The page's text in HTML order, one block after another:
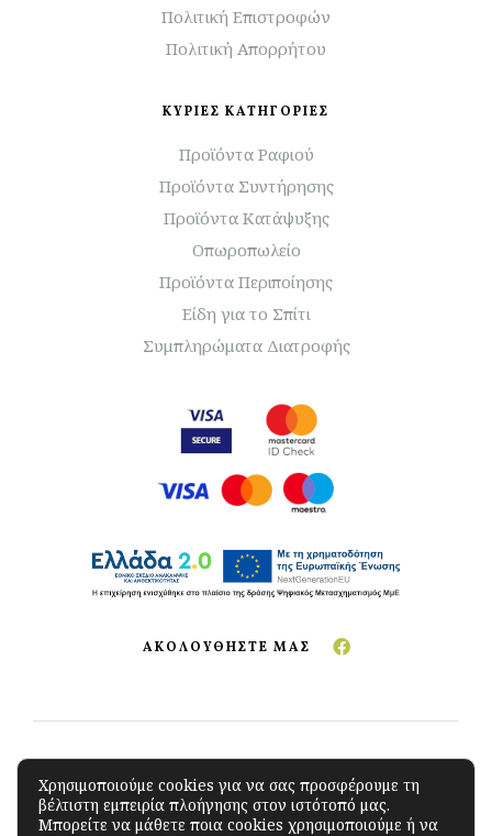
Πολιτική Επιστροφών
Πολιτική Απορρήτου
ΚΥΡΙΕΣ ΚΑΤΗΓΟΡΙΕΣ
Προϊόντα Ραφιού
Προϊόντα Συντήρησης
Προϊόντα Κατάψυξης
Οπωροπωλείο
Προϊόντα Περιποίησης
Είδη για το Σπίτι
Συμπληρώματα Διατροφής
ΑΚΟΛΟΥΘΗΣΤΕ ΜΑΣ
Copyright © 2023 The Green Store.All Rights
Reserved. Developed byiSoftCloud
Χρησιμοποιούμε cookies για να σας προσφέρουμε τη
βέλτιστη εμπειρία πλοήγησης στον ιστότοπό μας.
Μπορείτε να μάθετε ποια cookies χρησιμοποιούμε ή να